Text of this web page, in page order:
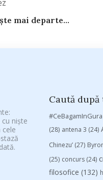
mai departe...
niște
Caută
#CeBagamInGura
(28) antena 3 (24)
Chinezu’ (27)
(25) concurs (24)
filosofice (132)